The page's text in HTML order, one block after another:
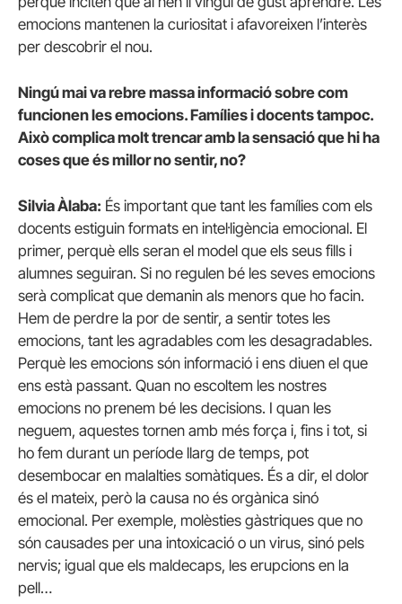
emocions mantenen la curiositat i afavoreixen l’interès
per descobrir el nou.
Ningú mai va rebre massa informació sobre com
funcionen les emocions. Famílies i docents tampoc.
Això complica molt trencar amb la sensació que hi ha
coses que és millor no sentir, no?
Silvia Àlaba: És important que tant les famílies com els
docents estiguin formats en intel·ligència emocional. El
primer, perquè ells seran el model que els seus fills i
alumnes seguiran. Si no regulen bé les seves emocions
serà complicat que demanin als menors que ho facin.
Hem de perdre la por de sentir, a sentir totes les
emocions, tant les agradables com les desagradables.
Perquè les emocions són informació i ens diuen el que
ens està passant. Quan no escoltem les nostres
emocions no prenem bé les decisions. I quan les
neguem, aquestes tornen amb més força i, fins i tot, si
ho fem durant un període llarg de temps, pot
desembocar en malalties somàtiques. És a dir, el dolor
és el mateix, però la causa no és orgànica sinó
emocional. Per exemple, molèsties gàstriques que no
són causades per una intoxicació o un virus, sinó pels
nervis; igual que els maldecaps, les erupcions en la
pell…